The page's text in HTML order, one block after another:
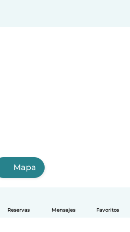
Reservas Mensajes Favoritos
Mapa